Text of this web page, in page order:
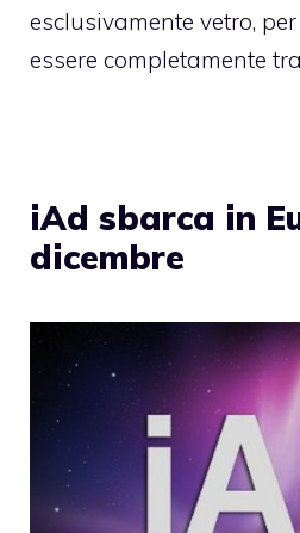
esclusivamente vetro,
essere completamente
iAd sbarca in
dicembre